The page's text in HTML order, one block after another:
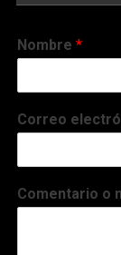
Nombre*
Correo
Comentario o